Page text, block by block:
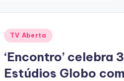
Posted
TV Aberta
‘Encontro’ celebra
Estúdios Globo